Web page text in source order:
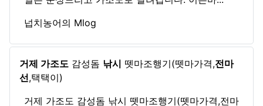
넙치농어의 Mlog
거제 가조도 감성돔 낚시 뗏마조행기(뗏마가격,전마
선,택택이)
거제 가조도 감성돔 낚시 뗏마조행기(뗏마가격,전마